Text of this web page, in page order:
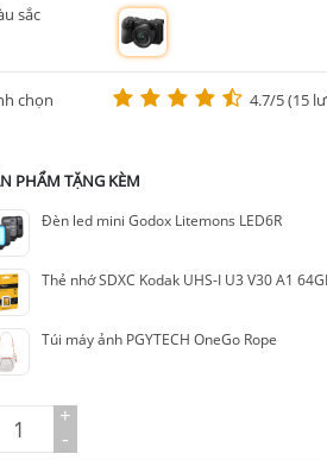
sắc
m
chọn 4.7/5 (15
PHẨM TẶNG KÈM
Đèn led mini Godox Litemons LED6R
Thẻ nhớ SDXC Kodak UHS-I U3 V30 A1
Túi máy ảnh PGYTECH OneGo Rope
+
-